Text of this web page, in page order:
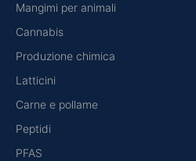
Mangimi per animali
Cannabis
Produzione chimica
Latticini
Carne e pollame
Peptidi
PFAS